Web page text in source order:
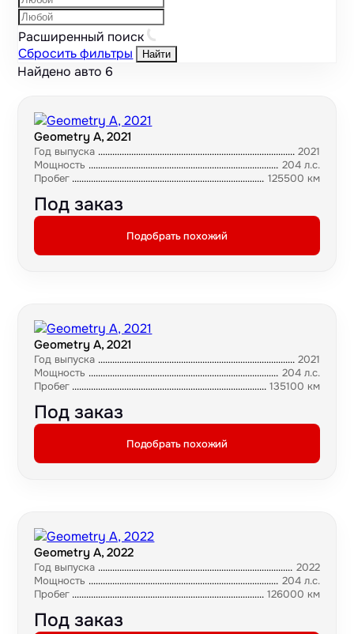
Расширенный поиск
Сбросить фильтры
Найти
Найдено авто 6
Geometry A, 2021
Год выпуска
2021
Мощность
204 л.с.
Пробег
125500 км
Под заказ
Подобрать похожий
Geometry A, 2021
Год выпуска
2021
Мощность
204 л.с.
Пробег
135100 км
Под заказ
Подобрать похожий
Geometry A, 2022
Год выпуска
2022
Мощность
204 л.с.
Пробег
126000 км
Под заказ